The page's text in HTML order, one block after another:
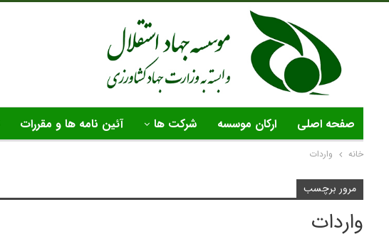
صفحه اصلی ارکان موسسه شرکت ها آئین نامه ها و مقررات
خانه واردات
مرور برچسب
واردات